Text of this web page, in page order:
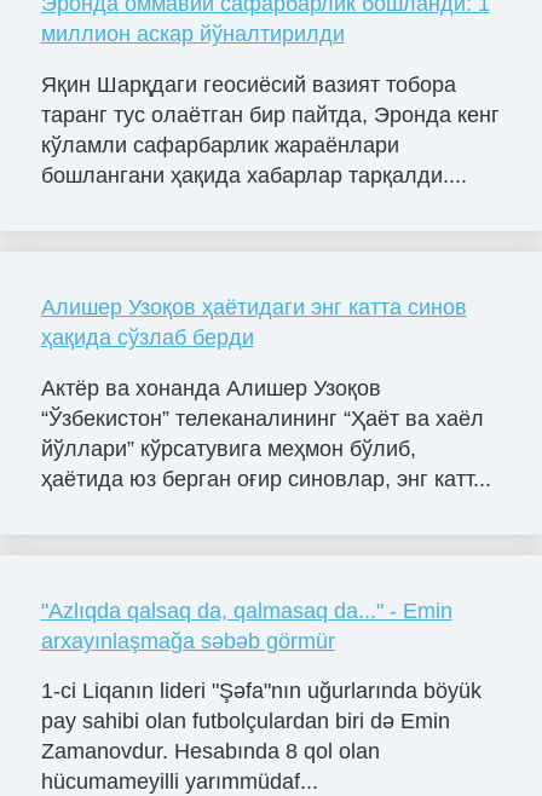
миллион аскар йўналтирилди
Яқин Шарқдаги геосиёсий вазият тобора
таранг тус олаётган бир пайтда, Эронда кенг
кўламли сафарбарлик жараёнлари
бошлангани ҳақида хабарлар тарқалди....
Алишер Узоқов ҳаётидаги энг катта синов
ҳақида сўзлаб берди
Актёр ва хонанда Алишер Узоқов
“Ўзбекистон” телеканалининг “Ҳаёт ва хаёл
йўллари” кўрсатувига меҳмон бўлиб,
ҳаётида юз берган оғир синовлар, энг катт...
"Azlıqda qalsaq da, qalmasaq da..." - Emin
arxayınlaşmağa səbəb görmür
1-ci Liqanın lideri "Şəfa"nın uğurlarında böyük
pay sahibi olan futbolçulardan biri də Emin
Zamanovdur. Hesabında 8 qol olan
hücumameyilli yarımmüdaf...